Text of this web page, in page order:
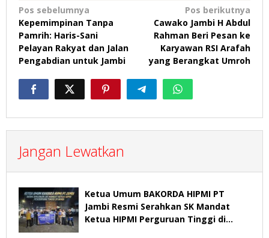
Navigasi
pos
Pos sebelumnya
Kepemimpinan Tanpa
Pamrih: Haris-Sani
Pelayan Rakyat dan Jalan
Pengabdian untuk Jambi
Pos berikutnya
Cawako Jambi H Abdul
Rahman Beri Pesan ke
Karyawan RSI Arafah
yang Berangkat Umroh
Jangan Lewatkan
Ketua Umum BAKORDA HIPMI PT
Jambi Resmi Serahkan SK Mandat
Ketua HIPMI Perguruan Tinggi di